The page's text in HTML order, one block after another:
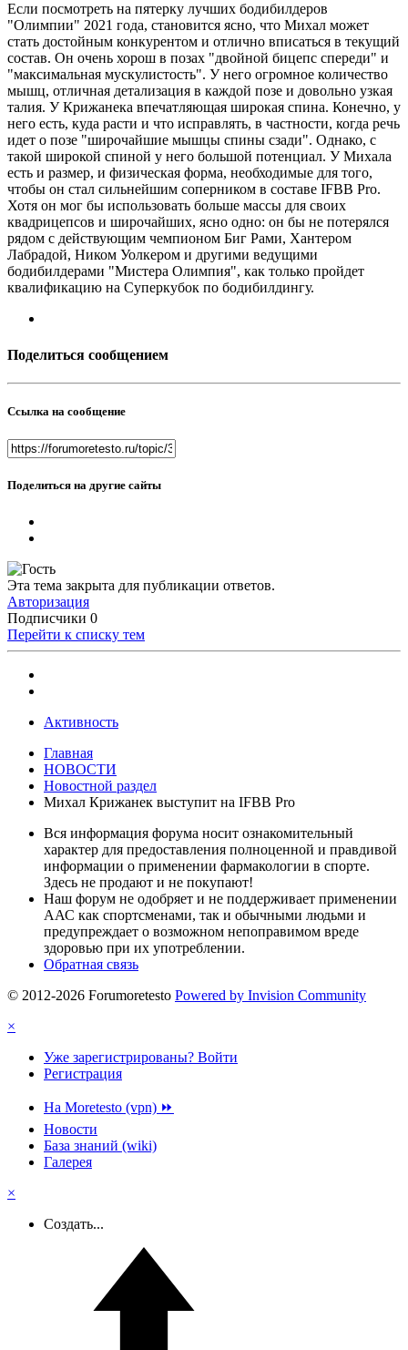
Если посмотреть на пятерку лучших бодибилдеров
"Олимпии" 2021 года, становится ясно, что Михал может
стать достойным конкурентом и отлично вписаться в текущий
состав. Он очень хорош в позах "двойной бицепс спереди" и
"максимальная мускулистость". У него огромное количество
мышц, отличная детализация в каждой позе и довольно узкая
талия. У Крижанека впечатляющая широкая спина. Конечно, у
него есть, куда расти и что исправлять, в частности, когда речь
идет о позе "широчайшие мышцы спины сзади". Однако, с
такой широкой спиной у него большой потенциал. У Михала
есть и размер, и физическая форма, необходимые для того,
чтобы он стал сильнейшим соперником в составе IFBB Pro.
Хотя он мог бы использовать больше массы для своих
квадрицепсов и широчайших, ясно одно: он бы не потерялся
рядом с действующим чемпионом Биг Рами, Хантером
Лабрадой, Ником Уолкером и другими ведущими
бодибилдерами "Мистера Олимпия", как только пройдет
квалификацию на Суперкубок по бодибилдингу.
Поделиться сообщением
Ссылка на сообщение
Поделиться на другие сайты
Эта тема закрыта для публикации ответов.
Авторизация
Подписчики 0
Перейти к списку тем
Активность
Главная
НОВОСТИ
Новостной раздел
Михал Крижанек выступит на IFBB Pro
Вся информация форума носит ознакомительный
характер для предоставления полноценной и правдивой
информации о применении фармакологии в спорте.
Здесь не продают и не покупают!
Наш форум не одобряет и не поддерживает применении
ААС как спортсменами, так и обычными людьми и
предупреждает о возможном непоправимом вреде
здоровью при их употреблении.
Обратная связь
© 2012-2026 Forumoretesto Powered by Invision Community
×
Уже зарегистрированы? Войти
Регистрация
На Moretesto (vpn) ⏩
Новости
База знаний (wiki)
Галерея
×
Создать...